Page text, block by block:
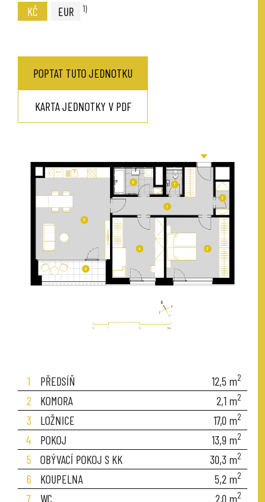
KČ EUR 1)
POPTAT TUTO JEDNOTKU
KARTA JEDNOTKY V PDF
1 PŘEDSÍŇ 12,5 m2
2 KOMORA 2,1 m2
3 LOŽNICE 17,0 m2
4 POKOJ 13,9 m2
5 OBÝVACÍ POKOJ S KK 30,3 m2
6 KOUPELNA 5,2 m2
7 WC 2,0 m2